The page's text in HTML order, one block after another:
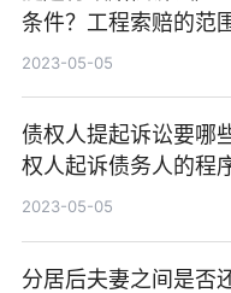
条件？工程索赔的范
些？
2023-05-05
债权人提起诉讼要哪
权人起诉债务人的程
的？
2023-05-05
分居后夫妻之间是否